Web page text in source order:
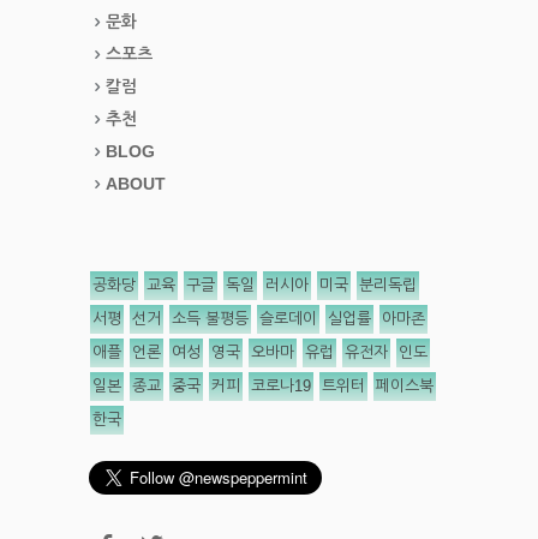
문화
스포츠
칼럼
추천
BLOG
ABOUT
공화당 교육 구글 독일 러시아 미국 분리독립
서평 선거 소득 불평등 슬로데이 실업률 아마존
애플 언론 여성 영국 오바마 유럽 유전자 인도
일본 종교 중국 커피 코로나19 트위터 페이스북
한국